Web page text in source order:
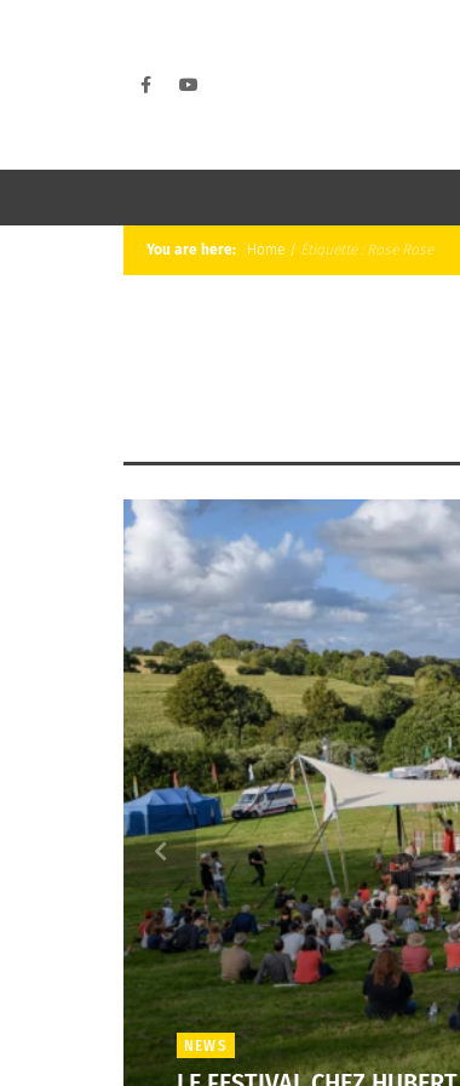
You are here: Home / Étiquette : Rose Rose
NEWS